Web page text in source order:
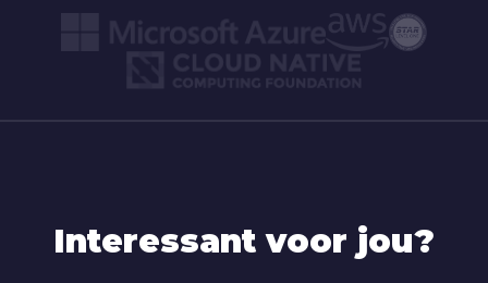
Interessant voor jou?